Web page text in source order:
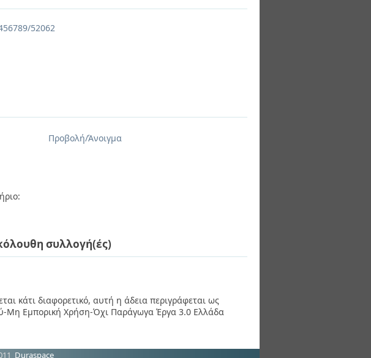
52062
Προβολή/Άνοιγμα
συλλογή(ές)
κάτι διαφορετικό, αυτή η άδεια περιγράφεται ως
Μη Εμπορική Χρήση-Όχι Παράγωγα Έργα 3.0 Ελλάδα
Duraspace